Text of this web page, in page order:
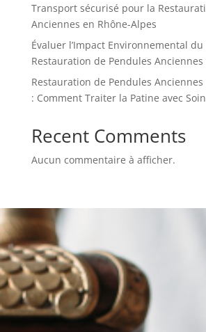
Transport sécurisé pour la
Anciennes en Rhône-Alpes
Évaluer l’Impact Environnemental du
Restauration de Pendules Anciennes
Restauration de Pendules Anciennes
: Comment Traiter la Patine avec Soin
Recent Comments
Aucun commentaire à afficher.
Renseignez-
sur nos